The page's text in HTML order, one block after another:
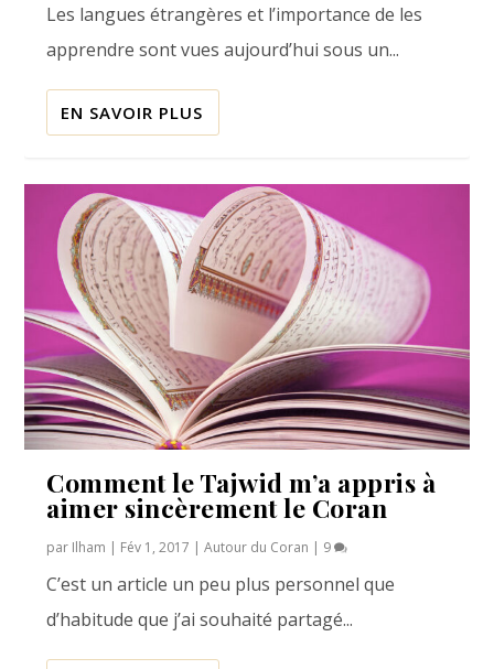
Les langues étrangères et l’importance de les
apprendre sont vues aujourd’hui sous un...
EN SAVOIR PLUS
Comment le Tajwid m’a appris à
aimer sincèrement le Coran
par Ilham | Fév 1, 2017 |Autour du Coran | 9
C’est un article un peu plus personnel que
d’habitude que j’ai souhaité partagé...